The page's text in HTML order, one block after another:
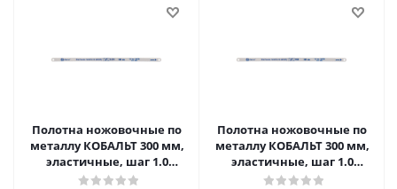
Полотна ножовочные по
металлу КОБАЛЬТ 300 мм,
эластичные, шаг 1.0
мм/24TPI, BIM (2 шт)
Полотна ножовочные по
металлу КОБАЛЬТ 300 мм,
эластичные, шаг 1.0
мм/24TPI, HCS (2 шт)